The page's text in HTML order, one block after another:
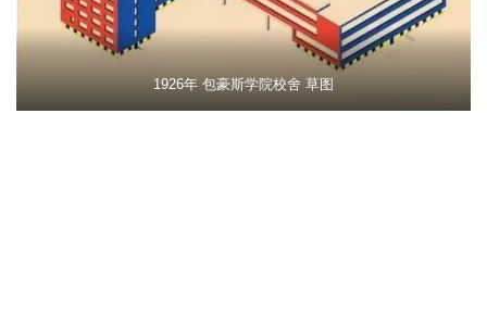
1926年 包豪斯学院校舍 草图